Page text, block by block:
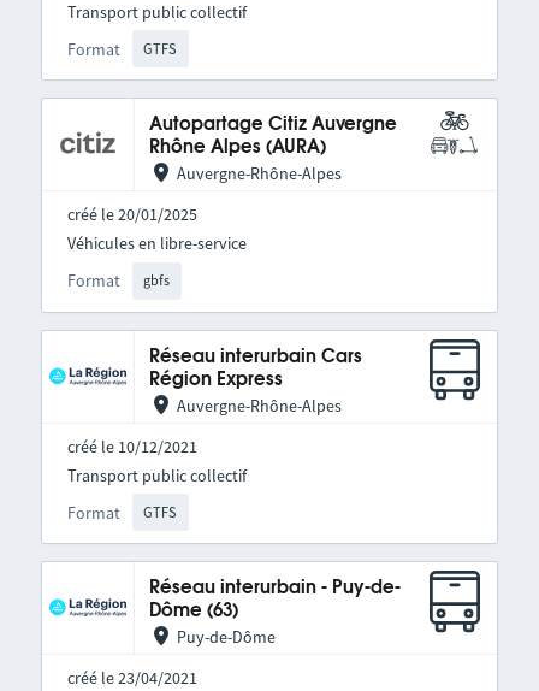
Format GTFS
Transport public collectif
Autopartage Citiz Auvergne
Rhône Alpes (AURA)
Auvergne-Rhône-Alpes
créé le 20/01/2025
Format gbfs
Véhicules en libre-service
Réseau interurbain Cars
Région Express
Auvergne-Rhône-Alpes
créé le 10/12/2021
Format GTFS
Transport public collectif
Réseau interurbain - Puy-de-
Dôme (63)
Puy-de-Dôme
créé le 23/04/2021